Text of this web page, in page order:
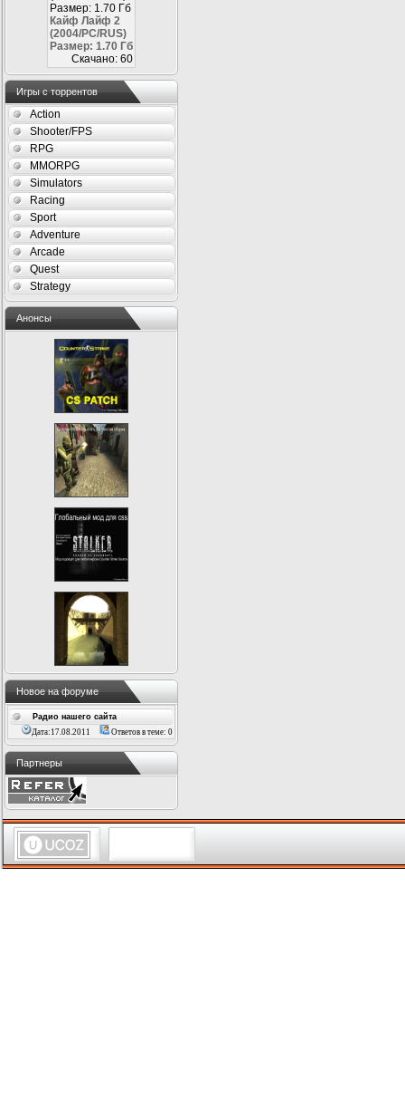
Кайф Лайф 2
(2004/PC/RUS)
Размер: 1.70 Гб
Скачано: 60
Игры с торрентов
Action
Shooter/FPS
RPG
MMORPG
Simulators
Racing
Sport
Adventure
Arcade
Quest
Strategy
Анонсы
Новое на форуме
Радио нашего сайта
Дата:17.08.2011
Ответов в теме: 0
Партнеры